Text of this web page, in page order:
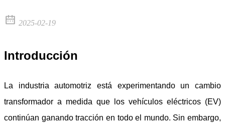
2025-02-19
Introducción
La industria automotriz está experimentando un cambio
transformador a medida que los vehículos eléctricos (EV)
continúan ganando tracción en todo el mundo. Sin embargo,